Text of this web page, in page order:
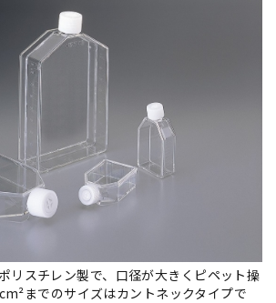
リスチレン製で、口径が大きくピペット操
までのサイズはカントネックタイプで